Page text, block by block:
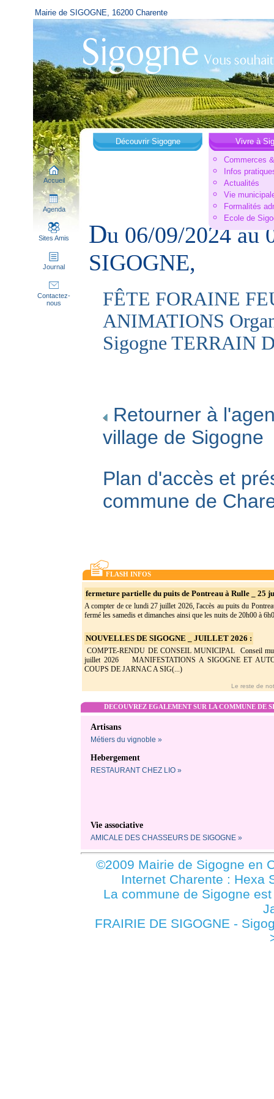
Mairie de SIGOGNE, 16200 Charente
Accueil
Agenda
Sites Amis
Journal
Contactez-
nous
Découvrir Sigogne
Vivre à
Commerces
Infos
Actualités
Vie
Formalités
Ecole de
Du 06/09/2024 au
SIGOGNE,
FÊTE FORAINE
ANIMATIONS
Sigogne TERRAIN
Retourner à
village de Sigogne
Plan d'accès et
commune de
FLASH INFOS
fermeture partielle du puits de Pontreau à Rulle _ 25
A compter de ce lundi 27 juillet 2026, l'accès au puits du
fermé les samedis et dimanches ainsi que les nuits de 20h00 à
NOUVELLES DE SIGOGNE _ JUILLET 2026 :
COMPTE-RENDU DE CONSEIL MUNICIPAL Conseil
juillet 2026 MANIFESTATIONS A SIGOGNE ET
COUPS DE JARNAC A SIG(...)
Le reste de
DECOUVREZ EGALEMENT SUR LA COMMUNE DE
Artisans
Métiers du vignoble »
Hebergement
RESTAURANT CHEZ LIO »
Vie associative
AMICALE DES CHASSEURS DE SIGOGNE »
©2009 Mairie de Sigogne en
Internet Charente : Hexa
La commune de Sigogne
FRAIRIE DE SIGOGNE -